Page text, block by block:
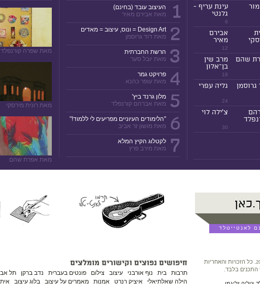
6
עינת עריף -
גלנטי
12
אבירם
מאיר
שהם
18
מרב שין
בן־אלון
גרוסמן
24
גליה עפרי
30
צ'ילה לוי
1
העיצוב עובד (בחינם)
מאת אבירם מאיר
2
Design Art = ונוס, עיצוב = מאדים
מאת דוד גרוסמן
3
הרשת החברתית
מאת יובל סער
4
פרויקט גמר
מאת עופר כהנא
5
מלון גרנד ביץ'
מאת אברהם קורנפלד
6
"הלימודים העיוניים מפריעים לי ללמוד!"
מאת מושון זר אביב
7
לקטלוג הקיץ המלא
מאת מירב פרץ
מאת שפרה קורנפלד
מאת רונית מירסקי
מאת אפרת שהם
חיפושים נפוצים וקישורים מומלצים
תרבות בית נוף אורבני עיצוב צילום פונטים בעברית נדב ברקן תל
הילה שאלתיאלי
איציק רנרט אמנות מאמרים על עיצוב בלוג עיצוב
. כל הזכויות והאחריות
התכנים בלבד.